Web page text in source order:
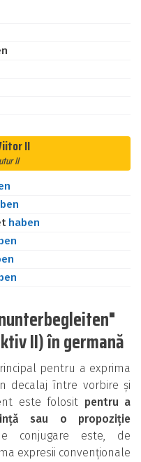
II
II
haben
II) în germană
pentru a exprima
decalaj între vorbire și
este folosit pentru a
sau o propoziție
conjugare este, de
expresii convenționale